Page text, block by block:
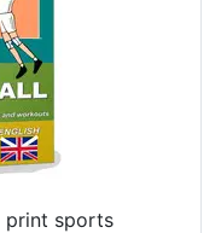
print sports